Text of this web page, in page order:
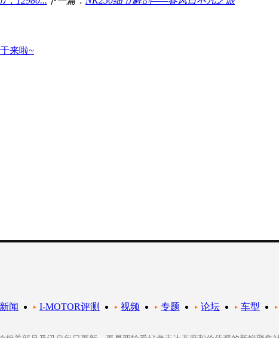
来啦~
车型
论坛
专题
视频
I-MOTOR评测
新闻